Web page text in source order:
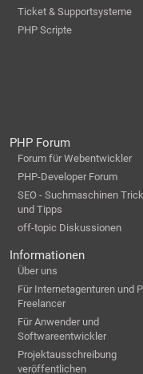
Ticket & Supportsysteme
PHP Scripte
PHP Forum
Forum für Webentwickler
PHP-Developer Forum
SEO - Suchmaschinen
und Tipps
off-topic Diskussionen
Informationen
Über uns
Für Internetagenturen und
Freelancer
Für Anwender und
Softwareentwickler
Projektausschreibung
veröffentlichen